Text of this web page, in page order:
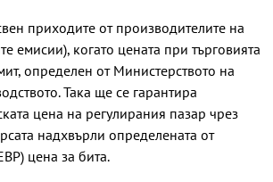
приходите от производителите на
емисии), когато цената при търговията
определен от Министерството на
Така ще се гарантира
цена на регулирания пазар чрез
надхвърли определената от
цена за бита.